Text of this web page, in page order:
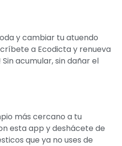
y cambiar tu atuendo
a Ecodicta y renueva
acumular, sin dañar el
más cercano a tu
esta app y deshácete de
que ya no uses de